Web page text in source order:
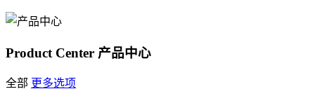
Product Center 产品中心
全部 更多选项